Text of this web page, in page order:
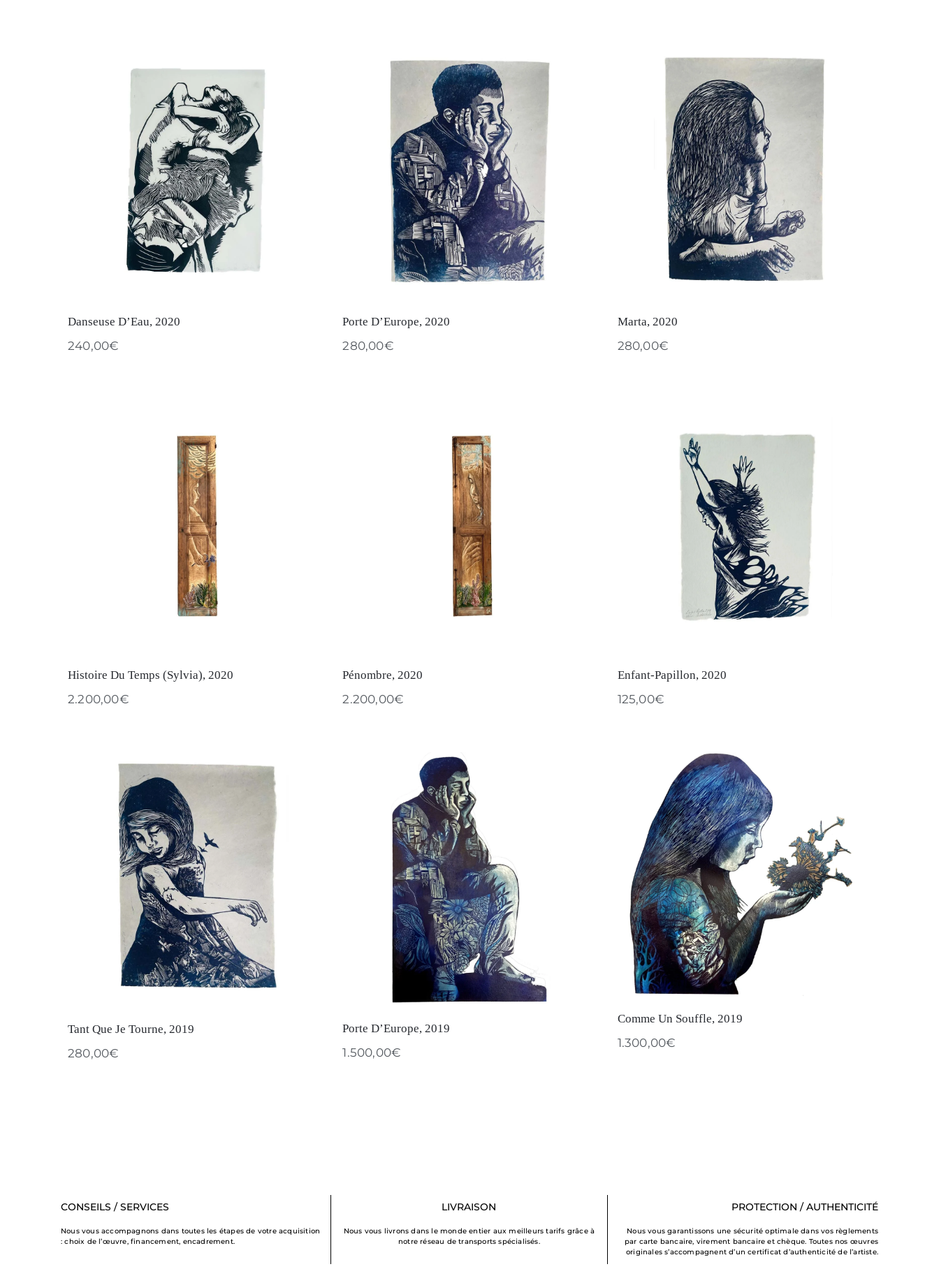
Danseuse D’Eau, 2020
240,00€
Porte D’Europe, 2020
280,00€
Marta, 2020
280,00€
Histoire Du Temps (Sylvia), 2020
2.200,00€
Pénombre, 2020
2.200,00€
Enfant-Papillon, 2020
125,00€
Tant Que Je Tourne, 2019
280,00€
Porte D’Europe, 2019
1.500,00€
Comme Un Souffle, 2019
1.300,00€
CONSEILS / SERVICES
Nous vous accompagnons dans toutes les étapes de votre acquisition
: choix de l’œuvre, financement, encadrement.
LIVRAISON
Nous vous livrons dans le monde entier aux meilleurs tarifs grâce à
notre réseau de transports spécialisés.
PROTECTION / AUTHENTICITÉ
Nous vous garantissons une sécurité optimale dans vos règlements
par carte bancaire, virement bancaire et chèque. Toutes nos œuvres
originales s’accompagnent d’un certificat d’authenticité de l’artiste.